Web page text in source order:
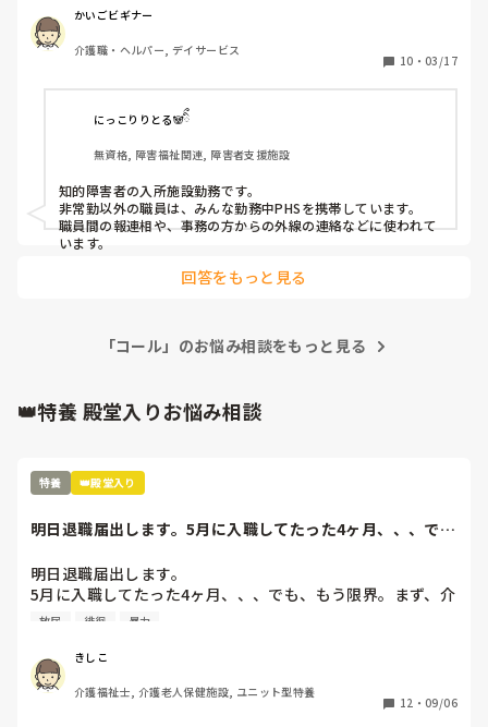
状態が問題になるということなのかなと、自分なりに理解して
います。
頻繁にPHSがなるので、大変でした。館内は大きなナースコ
ールが響かなかったので、やりやすかったですが。
タイミーで働いた有料老人ホーム数カ所では、PHSを使って
入所施設て、介護スタッフが、PHSを持っている施設はあり
かいごビギナー
介護職・ヘルパー, デイサービス
10 ・ 03/17
にっこりりとる🐼ིྀ
無資格, 障害福祉関連, 障害者支援施設
知的障害者の入所施設勤務です。
非常勤以外の職員は、みんな勤務中PHSを携帯しています。
職員間の報連相や、事務の方からの外線の連絡などに使われて
います。
回答をもっと見る
「コール」のお悩み相談をもっと見る
👑特養 殿堂入りお悩み相談
特養 👑殿堂入り
明日退職届出します。5月に入職してたった4ヶ月、、、で
明日退職届出します。
5月に入職してたった4ヶ月、、、でも、もう限界。まず、介
護長がわけわかんない。利用者を怒鳴りつけ、パット交換は
言いなりになり、リーダーで決めたことを覆す、人手が足り
ないのに、キチンと休みは入れ、夜勤はやりたくない
と、、、職員の悪口を言い、ウワサ話しを本気にする、、、
放尿 徘徊 暴力
きしこ
介護福祉士, 介護老人保健施設, ユニット型特養
12 ・ 09/06